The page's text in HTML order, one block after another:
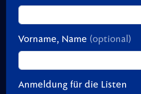
Vorname, Name (optional)
Anmeldung für die Listen